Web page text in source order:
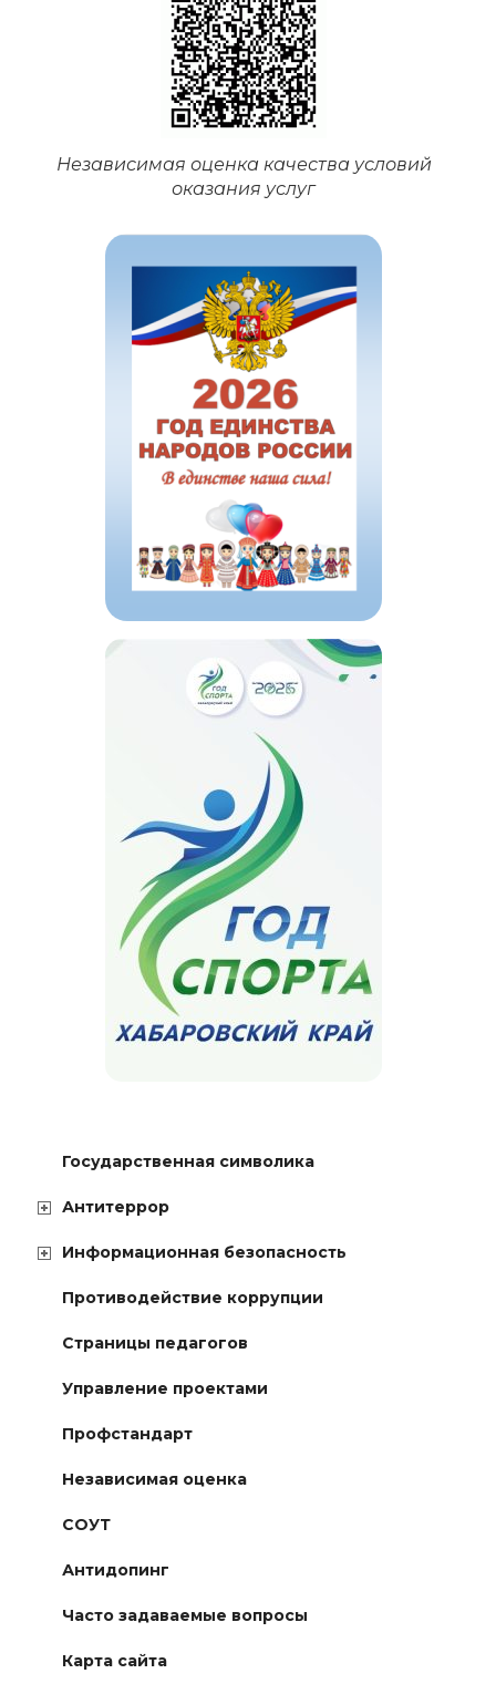
Независимая оценка качества условий
оказания услуг
Государственная символика
Антитеррор
Информационная безопасность
Противодействие коррупции
Страницы педагогов
Управление проектами
Профстандарт
Независимая оценка
СОУТ
Антидопинг
Часто задаваемые вопросы
Карта сайта